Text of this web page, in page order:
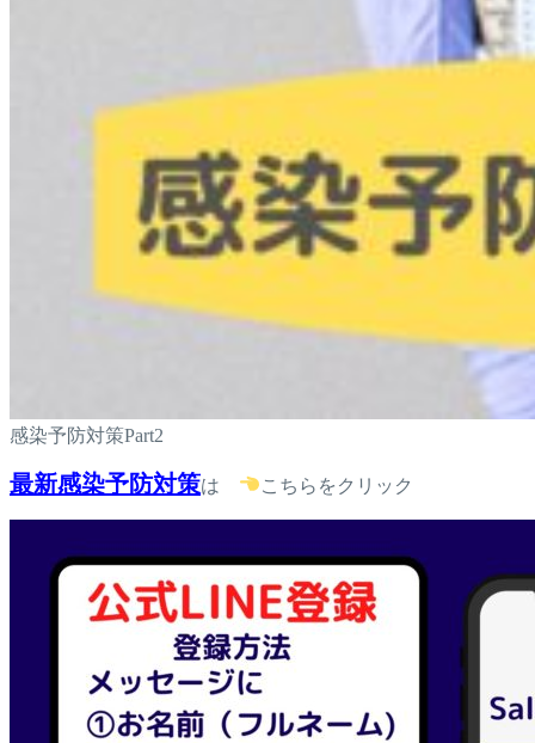
感染予防対策Part2
最新感染予防対策は こちらをクリック